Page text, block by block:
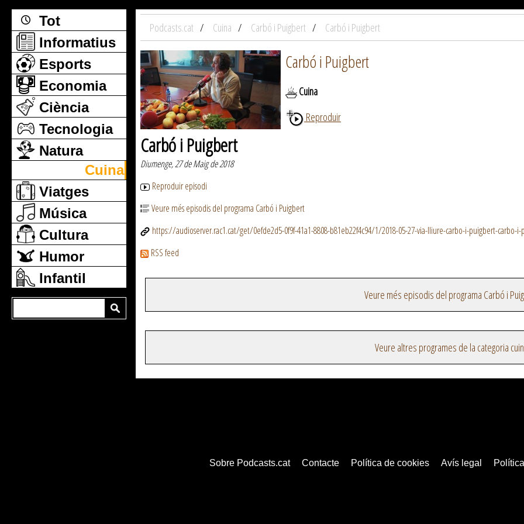
Tot
Informatius
Esports
Economia
Ciència
Tecnologia
Natura
Cuina
Viatges
Música
Cultura
Humor
Infantil
Podcasts.cat Cuina Carbó i Puigbert Carbó i Puigbert
Carbó i Puigbert
Cuina
Reproduir
Carbó i Puigbert
Diumenge, 27 de Maig de 2018
Reproduir episodi
Veure més episodis del programa Carbó i Puigbert
https://audioserver.rac1.cat/get/0efde2d5-0f9f-41a1-8808-b81eb22f4c94/1/2018-05-27-via-lliure-carbo-i-puigbert-carbo-i-
RSS feed
Veure més episodis del programa Carbó i
Veure altres programes de la categoria
Sobre Podcasts.cat Contacte Política de cookies Avís legal